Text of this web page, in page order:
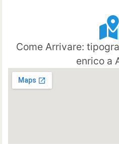
Come Arrivare:
enrico a